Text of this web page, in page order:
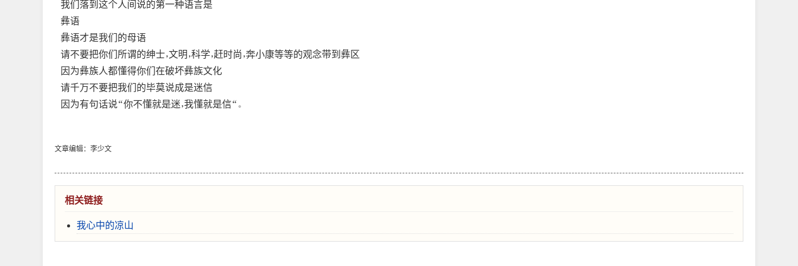
我们落到这个人间说的第一种语言是
彝语
彝语才是我们的母语
请不要把你们所谓的绅士，文明，科学，赶时尚，奔小康等等的观念带到彝区
因为彝族人都懂得你们在破坏彝族文化
请千万不要把我们的毕莫说成是迷信
因为有句话说“你不懂就是迷，我懂就是信“。
文章编辑：李少文
相关链接
我心中的凉山